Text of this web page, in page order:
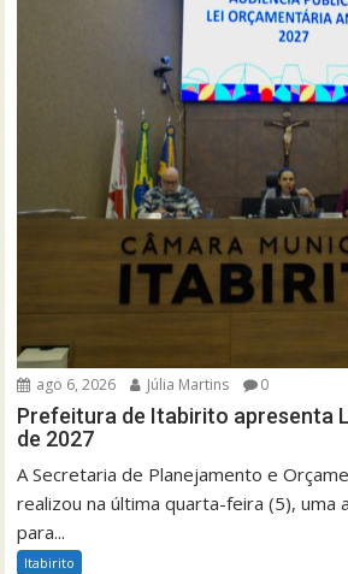
ago 6, 2026 Júlia Martins 0
Prefeitura de Itabirito apresenta
de 2027
A Secretaria de Planejamento e
realizou na última quarta-feira (5), uma
para...
Itabirito